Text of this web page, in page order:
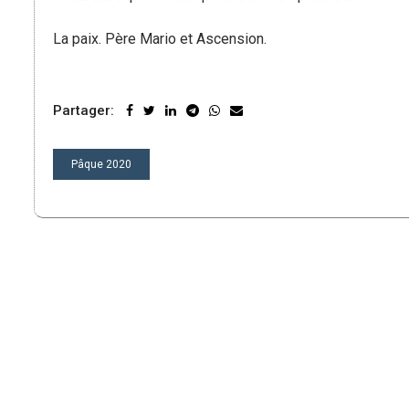
La paix. Père Mario et Ascension.
Partager:
NAVIGATION
DE
Pâque 2020